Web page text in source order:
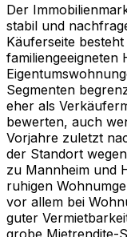
Der
stabil und
Käuferseite
familiengeeigneten
Segmenten
eher als
bewerten, auch
Vorjahre zuletzt
der Standort
zu Mannheim und
ruhigen
vor allem bei
guter
grobe Mietrendite-